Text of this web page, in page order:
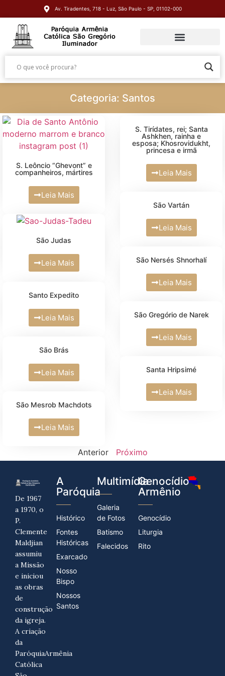
Av. Tiradentes, 718 - Luz, São Paulo - SP, 01102-000
Categoria: Santos
S. Leôncio “Ghevont” e
companheiros, mártires
Leia Mais
S. Tirídates, rei; Santa
Ashkhen, rainha e
esposa; Khosrovidukht,
princesa e irmã
Leia Mais
São Judas
Leia Mais
São Vartán
Leia Mais
Santo Expedito
Leia Mais
São Nersés Shnorhalí
Leia Mais
São Brás
Leia Mais
São Gregório de Narek
Leia Mais
São Mesrob Machdots
Leia Mais
Santa Hripsimé
Leia Mais
Anterior Próximo
De 1967
a 1970, o
P.
Clemente
Maldjian
assumiu
a Missão
e iniciou
as obras
de
construção
da igreja.
A criação
da
ParóquiaArmênia
Católica
A
Paróquia
Histórico
Fontes
Históricas
Exarcado
Nosso
Bispo
Nossos
Santos
Multimídia
Galeria
de Fotos
Batismo
Falecidos
Genocídio
Armênio
Genocídio
Liturgia
Rito